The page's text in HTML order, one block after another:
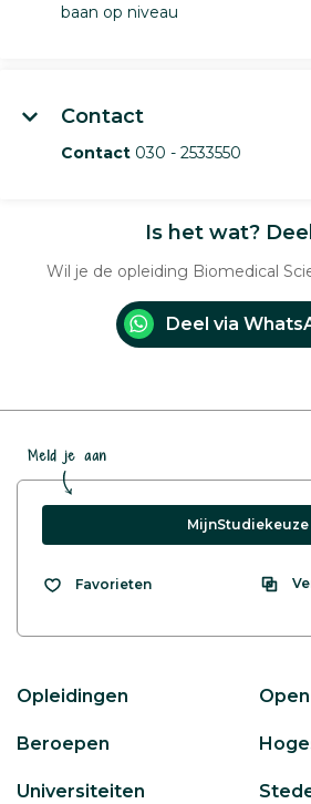
baan op niveau
Contact
Contact 030 - 2533550
Is het wat?
Wil je de opleiding Biomedical
Deel via
Meld je aan
MijnStudiekeuze
Favorieten
Opleidingen
Beroepen
Universiteiten